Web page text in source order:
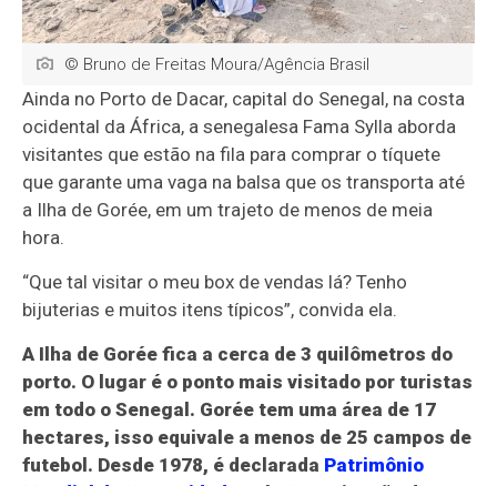
© Bruno de Freitas Moura/Agência Brasil
Ainda no Porto de Dacar, capital do Senegal, na costa
ocidental da África, a senegalesa Fama Sylla aborda
visitantes que estão na fila para comprar o tíquete
que garante uma vaga na balsa que os transporta até
a Ilha de Gorée, em um trajeto de menos de meia
hora.
“Que tal visitar o meu box de vendas lá? Tenho
bijuterias e muitos itens típicos”, convida ela.
A Ilha de Gorée fica a cerca de 3 quilômetros do
porto. O lugar é o ponto mais visitado por turistas
em todo o Senegal. Gorée tem uma área de 17
hectares, isso equivale a menos de 25 campos de
futebol. Desde 1978, é declarada Patrimônio